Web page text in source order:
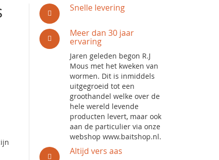
Snelle levering
Meer dan 30 jaar
ervaring
Jaren geleden begon R.J
Mous met het kweken van
wormen. Dit is inmiddels
uitgegroeid tot een
groothandel welke over de
hele wereld levende
producten levert, maar ook
aan de particulier via onze
webshop www.baitshop.nl.
Altijd vers aas